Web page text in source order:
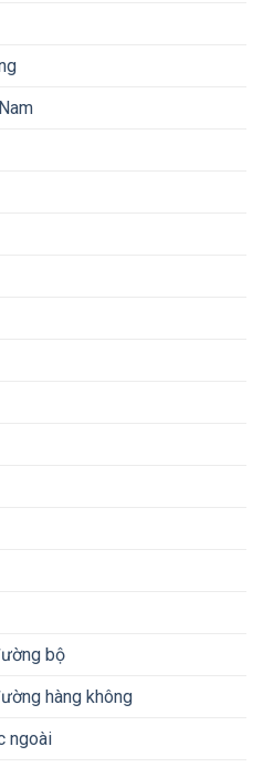
bộ
hàng không
ngoài